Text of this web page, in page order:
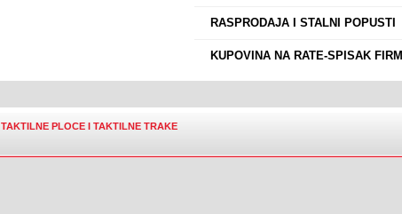
RASPRODAJA I STALNI POPUSTI
KUPOVINA NA RATE-SPISAK FIRMI
TAKTILNE PLOCE I TAKTILNE TRAKE